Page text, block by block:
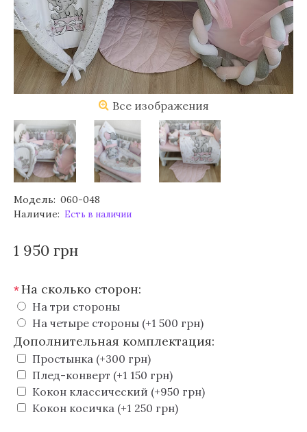
Все изображения
Модель: 060-048
Наличие: Есть в наличии
1 950 грн
*На сколько сторон:
На три стороны
На четыре стороны (+1 500 грн)
Дополнительная комплектация:
Простынка (+300 грн)
Плед-конверт (+1 150 грн)
Кокон классический (+950 грн)
Кокон косичка (+1 250 грн)